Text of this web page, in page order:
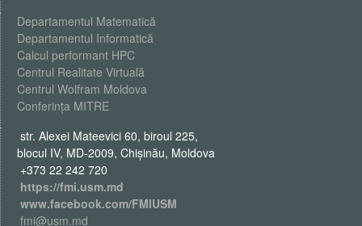
Departamentul Matematică
Departamentul Informatică
Calcul performant HPC
Centrul Realitate Virtuală
Centrul Wolfram Moldova
Conferința MITRE
str. Alexei Mateevici 60, biroul 225,
blocul IV, MD-2009, Chişinău, Moldova
+373 22 242 720
https://fmi.usm.md
www.facebook.com/FMIUSM
fmi@usm.md